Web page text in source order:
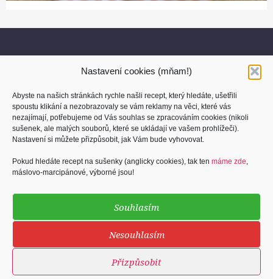
Nastavení cookies (mňam!)
Abyste na našich stránkách rychle našli recept, který hledáte, ušetřili
spoustu klikání a nezobrazovaly se vám reklamy na věci, které vás
nezajímají, potřebujeme od Vás souhlas se zpracováním cookies (nikoli
sušenek, ale malých souborů, které se ukládají ve vašem prohlížeči).
Nastavení si můžete přizpůsobit, jak Vám bude vyhovovat.
Pokud hledáte recept na sušenky (anglicky cookies), tak ten máme zde,
máslovo-marcipánové, výborné jsou!
Souhlasím
Nesouhlasím
Přizpůsobit
O nás
Kontakt
Cookies (sušenky)
2013 - 2026Blog Kuchti.me